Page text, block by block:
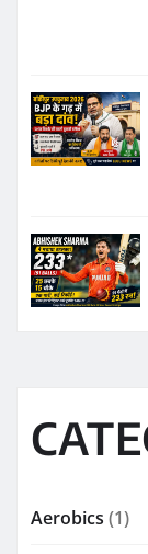
Aerobics (1)